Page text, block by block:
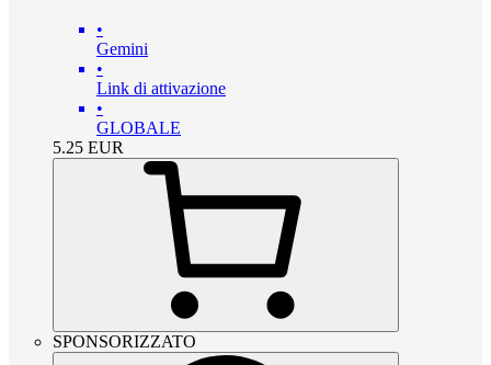
•
Gemini
•
Link di attivazione
•
GLOBALE
5.25 EUR
SPONSORIZZATO